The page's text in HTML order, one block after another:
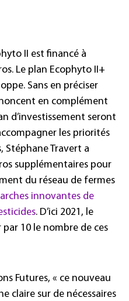
II est financé à
Le plan Ecophyto II+
Sans en préciser
en complément
d’investissement seront
les priorités
Stéphane Travert a
supplémentaires pour
du réseau de fermes
innovantes de
. D’ici 2021, le
10 le nombre de ces
Futures, « ce nouveau
claire sur de nécessaires